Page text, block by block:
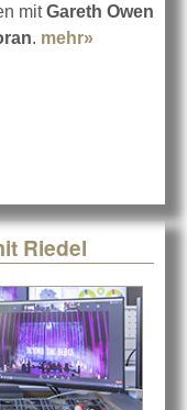
mitGareth Owen
. mehr»
Riedel